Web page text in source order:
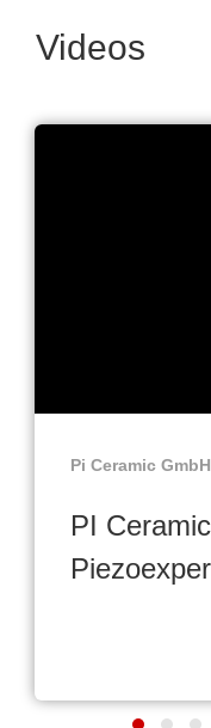
Videos
Pi Ceramic GmbH
PI